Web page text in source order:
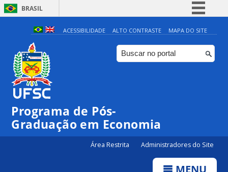
BRASIL
Simplifique!
Comunica BR
Participe
ACESSIBILIDADE ALTO CONTRASTE MAPA DO SITE
Programa de Pós-
Graduação em Economia
Área Restrita Administradores do Site
MENU